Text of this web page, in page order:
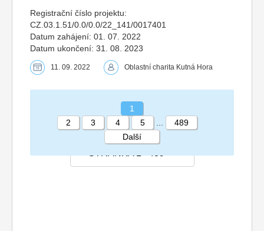
Registrační číslo projektu:
CZ.03.1.51/0.0/0.0/22_141/0017401
Datum zahájení: 01. 07. 2022
Datum ukončení: 31. 08. 2023
11. 09. 2022 Oblastní charita Kutná Hora
1
2
3 4 5
489
Další